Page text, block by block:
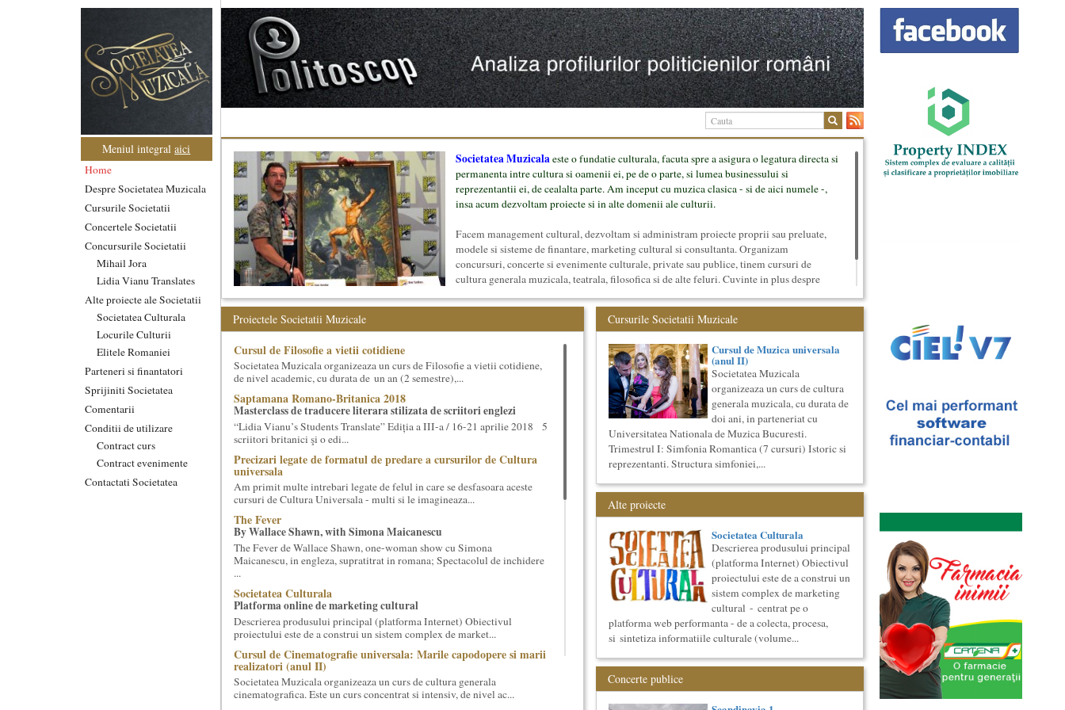
Meniul integralaici
Home
Despre Societatea Muzicala
Cursurile Societatii
Concertele Societatii
Concursurile Societatii
Mihail Jora
Lidia Vianu Translates
Alte proiecte ale Societatii
Societatea Culturala
Locurile Culturii
Elitele Romaniei
Parteneri si finantatori
Sprijiniti Societatea
Comentarii
Conditii de utilizare
Contract curs
Contract evenimente
Contactati Societatea
Societatea Muzicalaeste o fundatie culturala, facuta spre a asigura o legatura directa si
permanenta intre cultura si oamenii ei, pe de o parte, si lumea businessului si
reprezentantii ei, de cealalta parte. Am inceput cu muzica clasica - si de aici numele -,
insa acum dezvoltam proiecte si in alte domenii ale culturii.
Facem management cultural, dezvoltam si administram proiecte proprii sau preluate,
modele si sisteme de finantare, marketing cultural si consultanta. Organizam
concursuri, concerte si evenimente culturale, private sau publice, tinem cursuri de
cultura generala muzicala, teatrala, filosofica si de alte feluri. Cuvinte in plus despre
mai jos.
Proiectele Societatii Muzicale
Cursul de Filosofie a vietii cotidiene
Societatea Muzicala organizeaza un curs de Filosofie a vietii cotidiene,
de nivel academic, cu durata de un an (2 semestre),...
Saptamana Romano-Britanica 2018
Masterclass de traducere literara stilizata de scriitori englezi
“Lidia Vianu’s Students Translate” Ediția a III-a / 16-21 aprilie 2018 5
scriitori britanici şi o edi...
Precizari legate de formatul de predare a cursurilor de Cultura
universala
Am primit multe intrebari legate de felul in care se desfasoara aceste
cursuri de Cultura Universala - multi si le imagineaza...
The Fever
By Wallace Shawn, with Simona Maicanescu
The Fever de Wallace Shawn, one-woman show cu Simona
Maicanescu, in engleza, supratitrat in romana; Spectacolul de inchidere
...
Societatea Culturala
Platforma online de marketing cultural
Descrierea produsului principal (platforma Internet) Obiectivul
proiectului este de a construi un sistem complex de market...
Cursul de Cinematografie universala: Marile capodopere si marii
realizatori (anul II)
Societatea Muzicala organizeaza un curs de cultura generala
cinematografica. Este un curs concentrat si intensiv, de nivel ac...
Cursurile Societatii Muzicale
Cursul de Muzica universala
(anul II)
Societatea Muzicala
organizeaza un curs de cultura
generala muzicala, cu durata de
doi ani, in parteneriat cu
Universitatea Nationala de Muzica Bucuresti.
Trimestrul I: Simfonia Romantica (7 cursuri) Istoric si
reprezentanti. Structura simfoniei,...
Alte proiecte
Societatea Culturala
Descrierea produsului principal
(platforma Internet) Obiectivul
proiectului este de a construi un
sistem complex de marketing
cultural - centrat pe o
platforma web performanta - de a colecta, procesa,
si sintetiza informatiile culturale (volume...
Concerte publice